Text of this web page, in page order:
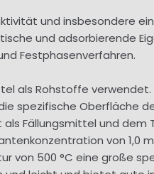
und insbesondere
und adsorbierende
Festphasenverfahren.
als Rohstoffe
spezifische Oberfläche
Fällungsmittel und
von 1,0
von 500 °C eine große